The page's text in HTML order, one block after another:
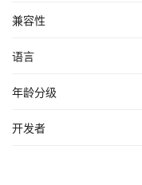
兼容性
语言
年龄分级
开发者